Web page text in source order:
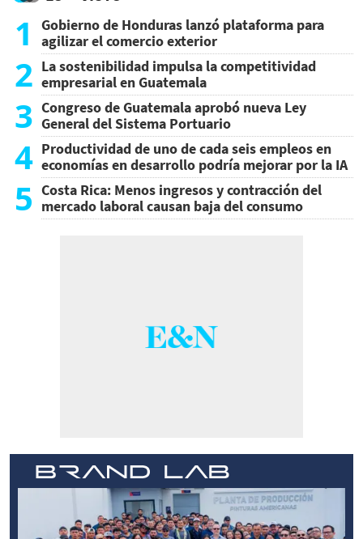
1
Gobierno de Honduras lanzó plataforma para
agilizar el comercio exterior
2 La sostenibilidad impulsa la competitividad
empresarial en Guatemala
3 Congreso de Guatemala aprobó nueva Ley
General del Sistema Portuario
4 Productividad de uno de cada seis empleos en
economías en desarrollo podría mejorar por la IA
5 Costa Rica: Menos ingresos y contracción del
mercado laboral causan baja del consumo